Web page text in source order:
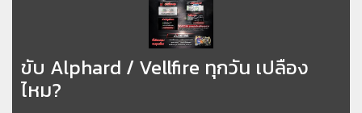
ขับ Alphard / Vellfire ทุกวัน เปลือง
ไหม?